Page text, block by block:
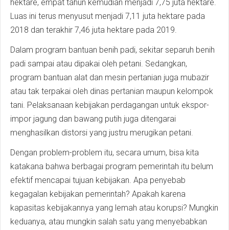
hektare, empat tahun kemudian menjadi 7,75 juta hektare.
Luas ini terus menyusut menjadi 7,11 juta hektare pada
2018 dan terakhir 7,46 juta hektare pada 2019.
Dalam program bantuan benih padi, sekitar separuh benih
padi sampai atau dipakai oleh petani. Sedangkan,
program bantuan alat dan mesin pertanian juga mubazir
atau tak terpakai oleh dinas pertanian maupun kelompok
tani. Pelaksanaan kebijakan perdagangan untuk ekspor-
impor jagung dan bawang putih juga ditengarai
menghasilkan distorsi yang justru merugikan petani.
Dengan problem-problem itu, secara umum, bisa kita
katakana bahwa berbagai program pemerintah itu belum
efektif mencapai tujuan kebijakan. Apa penyebab
kegagalan kebijakan pemerintah? Apakah karena
kapasitas kebijakannya yang lemah atau korupsi? Mungkin
keduanya, atau mungkin salah satu yang menyebabkan